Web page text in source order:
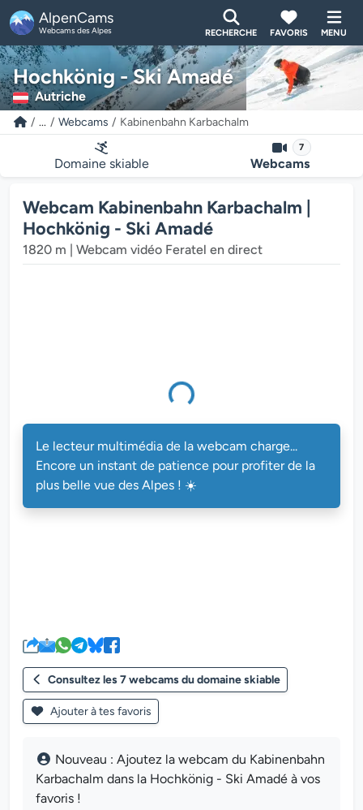
AlpenCams
Webcams des Alpes RECHERCHE FAVORIS MENU
Hochkönig - Ski Amadé
Autriche
... Webcams Kabinenbahn Karbachalm
Domaine skiable
7
Webcams
Webcam Kabinenbahn Karbachalm |
Hochkönig - Ski Amadé
1820 m | Webcam vidéo Feratel en direct
de la webcam charge...
Le lecteur multimédia de la webcam charge...
Encore un instant de patience pour profiter de la
plus belle vue des Alpes ! ☀️
Consultez les 7 webcams du domaine skiable
Ajouter à tes favoris
Nouveau : Ajoutez la webcam du Kabinenbahn
Karbachalm dans la Hochkönig - Ski Amadé à vos
favoris !